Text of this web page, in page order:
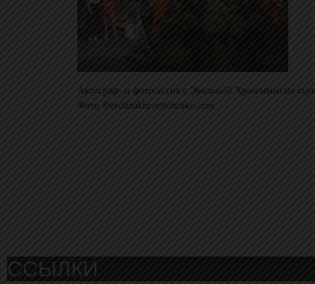
Автограф- и фотосессия с Эвелиной Хромченко на
Фото ©evelinakhromtchenko.com
ССЫЛКИ